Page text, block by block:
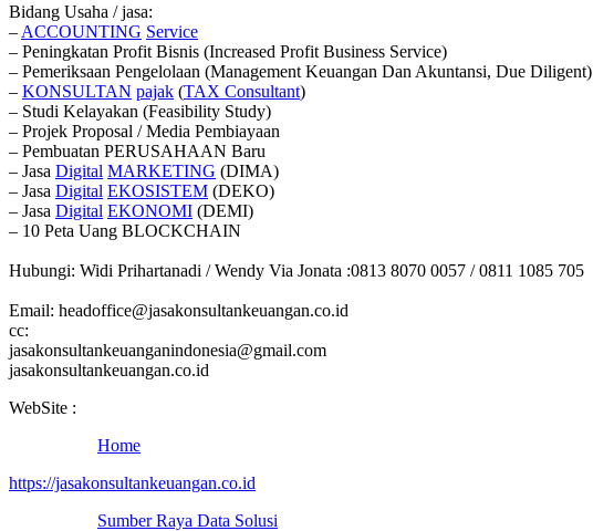
Bidang Usaha / jasa:
– ACCOUNTING Service
– Peningkatan Profit Bisnis (Increased Profit Business Service)
– Pemeriksaan Pengelolaan (Management Keuangan Dan Akuntansi, Due Diligent)
– KONSULTAN pajak (TAX Consultant)
– Studi Kelayakan (Feasibility Study)
– Projek Proposal / Media Pembiayaan
– Pembuatan PERUSAHAAN Baru
– Jasa Digital MARKETING (DIMA)
– Jasa Digital EKOSISTEM (DEKO)
– Jasa Digital EKONOMI (DEMI)
– 10 Peta Uang BLOCKCHAIN
Hubungi: Widi Prihartanadi / Wendy Via Jonata :0813 8070 0057 / 0811 1085 705
Email: headoffice@jasakonsultankeuangan.co.id
cc:
jasakonsultankeuanganindonesia@gmail.com
jasakonsultankeuangan.co.id
WebSite :
Home
https://jasakonsultankeuangan.co.id
Sumber Raya Data Solusi